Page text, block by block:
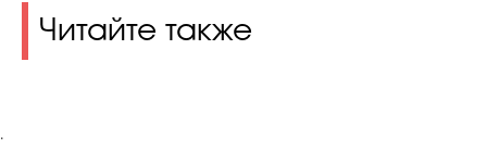
Читайте также
.